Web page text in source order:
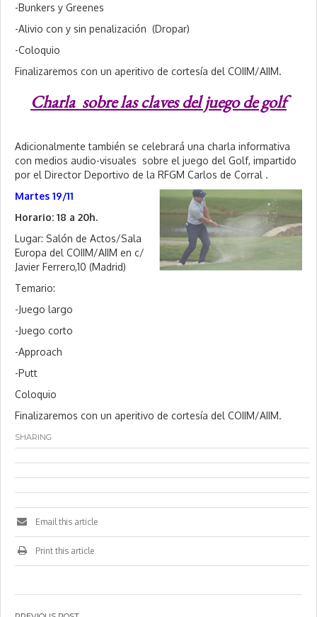
-Bunkers y Greenes
-Alivio con y sin penalización (Dropar)
-Coloquio
Finalizaremos con un aperitivo de cortesía del COIIM/AIIM.
Charla sobre las claves del juego de golf
Adicionalmente también se celebrará una charla informativa
con medios audio-visuales sobre el juego del Golf, impartido
por el Director Deportivo de la RFGM Carlos de Corral .
Martes 19/11
Horario: 18 a 20h.
Lugar: Salón de Actos/Sala
Europa del COIIM/AIIM en c/
Javier Ferrero,10 (Madrid)
Temario:
-Juego largo
-Juego corto
-Approach
-Putt
Coloquio
Finalizaremos con un aperitivo de cortesía del COIIM/AIIM.
SHARING
Email this article
Print this article